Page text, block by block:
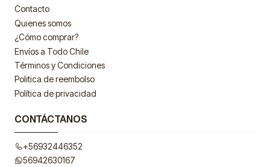
Contacto
Quienes somos
¿Cómo comprar?
Envíos a Todo Chile
Términos y Condiciones
Politica de reembolso
Política de privacidad
CONTÁCTANOS
+56932446352
56942630167